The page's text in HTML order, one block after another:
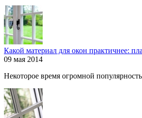
Какой материал для окон практичнее:
09 мая 2014
Некоторое время огромной